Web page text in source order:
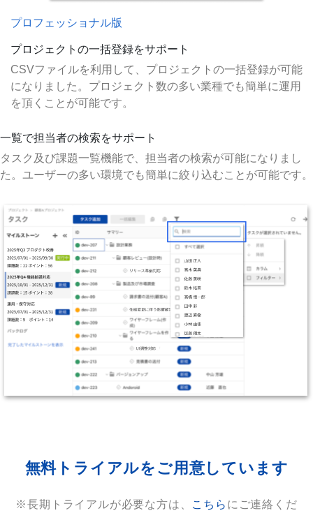
プロフェッショナル版
プロジェクトの一括登録をサポート
CSVファイルを利用して、プロジェクトの一括登録が可能
になりました。プロジェクト数の多い業種でも簡単に運用
を頂くことが可能です。
一覧で担当者の検索をサポート
タスク及び課題一覧機能で、担当者の検索が可能になりまし
た。ユーザーの多い環境でも簡単に絞り込むことが可能です。
無料トライアルをご用意しています
※長期トライアルが必要な方は、 こちら にご連絡くだ